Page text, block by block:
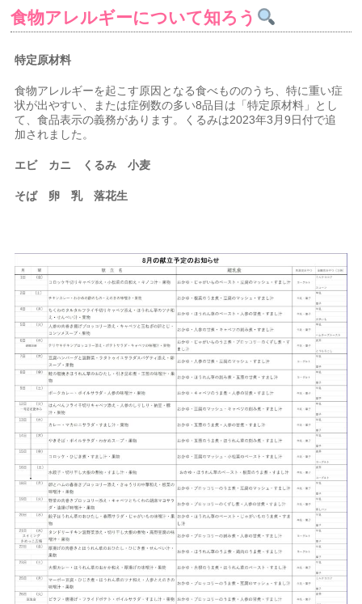
食物アレルギーについて知ろう
特定原材料
食物アレルギーを起こす原因となる食べもののうち、特に重い症
状が出やすい、または症例数の多い8品目は「特定原材料」とし
て、食品表示の義務があります。くるみは2023年3月9日付で追
加されました。
エビ カニ くるみ 小麦
そば 卵 乳 落花生